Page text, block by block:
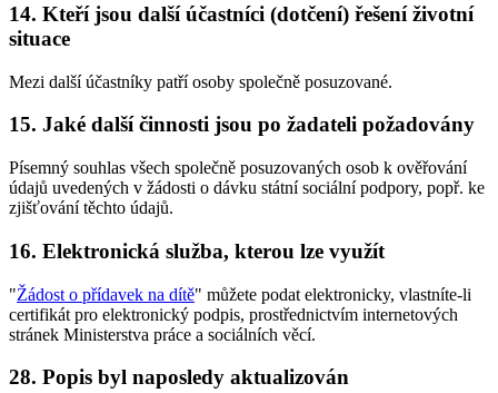
14. Kteří jsou další účastníci (dotčení) řešení životní
situace
Mezi další účastníky patří osoby společně posuzované.
15. Jaké další činnosti jsou po žadateli požadovány
Písemný souhlas všech společně posuzovaných osob k ověřování
údajů uvedených v žádosti o dávku státní sociální podpory, popř. ke
zjišťování těchto údajů.
16. Elektronická služba, kterou lze využít
"Žádost o přídavek na dítě" můžete podat elektronicky, vlastníte-li
certifikát pro elektronický podpis, prostřednictvím internetových
stránek Ministerstva práce a sociálních věcí.
28. Popis byl naposledy aktualizován